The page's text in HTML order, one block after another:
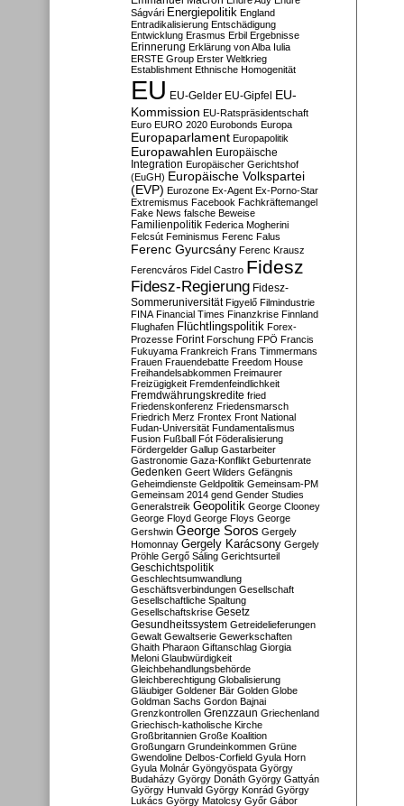
Ságvári Energiepolitik England
Entradikalisierung Entschädigung
Entwicklung Erasmus Erbil Ergebnisse
Erinnerung Erklärung von Alba Iulia
ERSTE Group Erster Weltkrieg
Establishment Ethnische Homogenität
EU EU-Gelder EU-Gipfel EU-
Kommission EU-Ratspräsidentschaft
Euro EURO 2020 Eurobonds Europa
Europaparlament Europapolitik
Europawahlen Europäische
Integration Europäischer Gerichtshof
(EuGH) Europäische Volkspartei
(EVP) Eurozone Ex-Agent Ex-Porno-Star
Extremismus Facebook Fachkräftemangel
Fake News falsche Beweise
Familienpolitik Federica Mogherini
Felcsút Feminismus Ferenc Falus
Ferenc Gyurcsány Ferenc Krausz
Ferencváros Fidel Castro Fidesz
Fidesz-Regierung Fidesz-
Sommeruniversität Figyelő Filmindustrie
FINA Financial Times Finanzkrise Finnland
Flughafen Flüchtlingspolitik Forex-
Prozesse Forint Forschung FPÖ Francis
Fukuyama Frankreich Frans Timmermans
Frauen Frauendebatte Freedom House
Freihandelsabkommen Freimaurer
Freizügigkeit Fremdenfeindlichkeit
Fremdwährungskredite fried
Friedenskonferenz Friedensmarsch
Friedrich Merz Frontex Front National
Fudan-Universität Fundamentalismus
Fusion Fußball Fót Föderalisierung
Fördergelder Gallup Gastarbeiter
Gastronomie Gaza-Konflikt Geburtenrate
Gedenken Geert Wilders Gefängnis
Geheimdienste Geldpolitik Gemeinsam-PM
Gemeinsam 2014 gend Gender Studies
Generalstreik Geopolitik George Clooney
George Floyd George Floys George
Gershwin George Soros Gergely
Homonnay Gergely Karácsony Gergely
Pröhle Gergő Sáling Gerichtsurteil
Geschichtspolitik
Geschlechtsumwandlung
Geschäftsverbindungen Gesellschaft
Gesellschaftliche Spaltung
Gesellschaftskrise Gesetz
Gesundheitssystem Getreidelieferungen
Gewalt Gewaltserie Gewerkschaften
Ghaith Pharaon Giftanschlag Giorgia
Meloni Glaubwürdigkeit
Gleichbehandlungsbehörde
Gleichberechtigung Globalisierung
Gläubiger Goldener Bär Golden Globe
Goldman Sachs Gordon Bajnai
Grenzkontrollen Grenzzaun Griechenland
Griechisch-katholische Kirche
Großbritannien Große Koalition
Großungarn Grundeinkommen Grüne
Gwendoline Delbos-Corfield Gyula Horn
Gyula Molnár Gyöngyöspata György
Budaházy György Donáth György Gattyán
György Hunvald György Konrád György
Lukács György Matolcsy Győr Gábor